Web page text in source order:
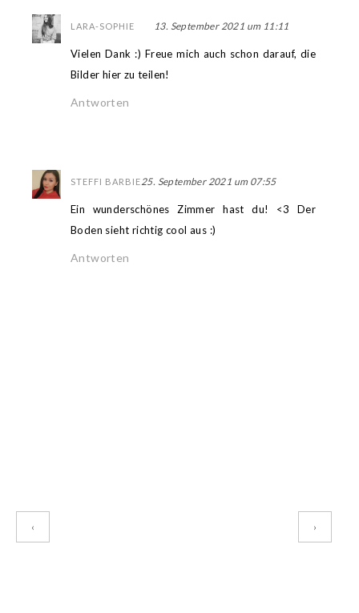
LARA-SOPHIE 13. September 2021 um 11:11
Vielen Dank :) Freue mich auch schon darauf, die
Bilder hier zu teilen!
Antworten
STEFFI BARBIE25. September 2021 um 07:55
Ein wunderschönes Zimmer hast du! <3 Der
Boden sieht richtig cool aus :)
Antworten
‹ ›